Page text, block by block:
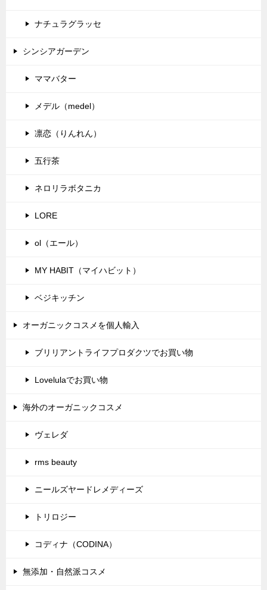
ナチュラグラッセ
シンシアガーデン
ママバター
メデル（medel）
凛恋（りんれん）
五行茶
ネロリラボタニカ
LORE
ol（エール）
MY HABIT（マイハビット）
ベジキッチン
オーガニックコスメを個人輸入
ブリリアントライフプロダクツでお買い物
Lovelulaでお買い物
海外のオーガニックコスメ
ヴェレダ
rms beauty
ニールズヤードレメディーズ
トリロジー
コディナ（CODINA）
無添加・自然派コスメ